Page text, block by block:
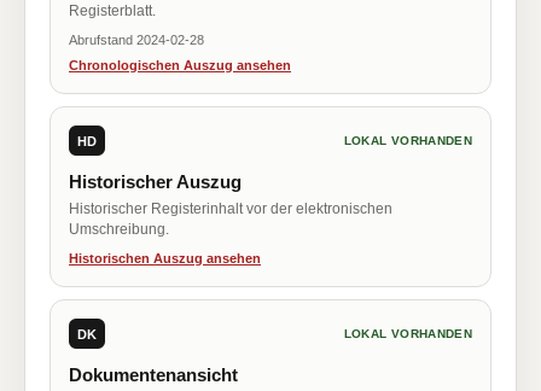
Registerblatt.
Abrufstand 2024-02-28
Chronologischen Auszug ansehen
HD LOKAL VORHANDEN
Historischer Auszug
Historischer Registerinhalt vor der elektronischen
Umschreibung.
Historischen Auszug ansehen
DK LOKAL VORHANDEN
Dokumentenansicht